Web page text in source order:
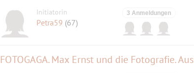
Initiatorin
Petra59 (67)
3 Anmeldungen
FOTOGAGA. Max Ernst und die Fotografie.